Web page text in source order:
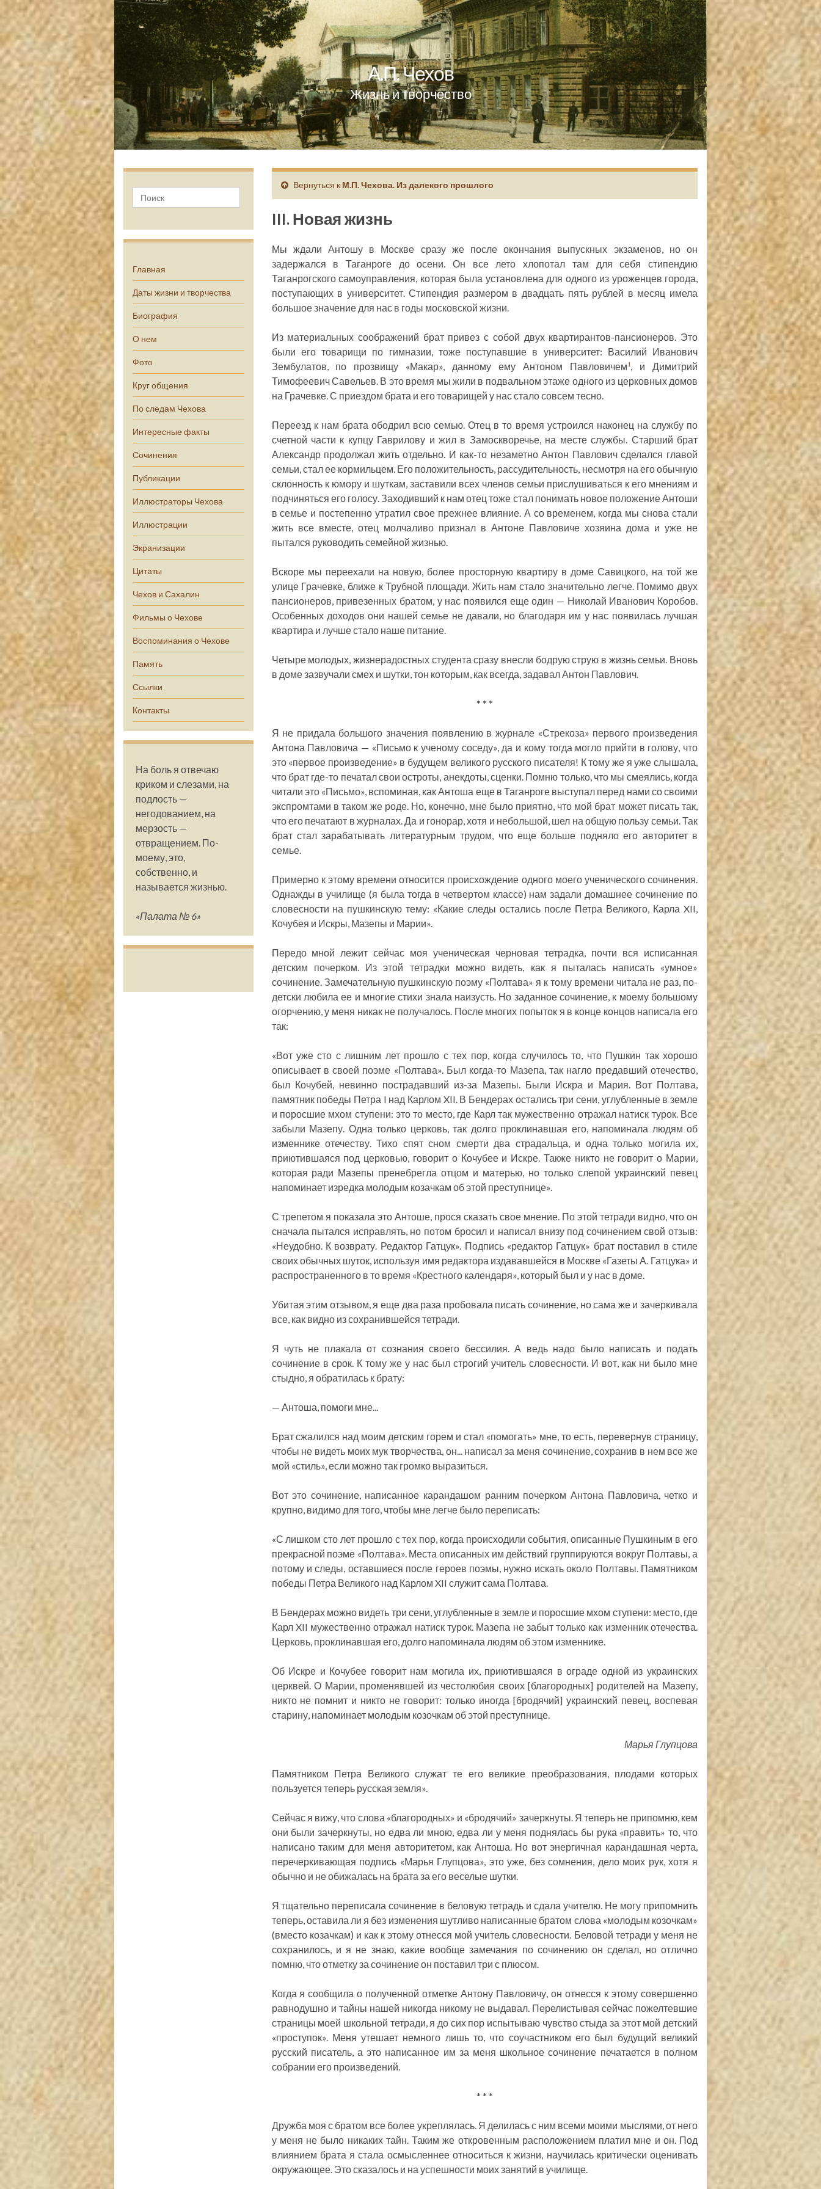
А.П. Чехов
Жизнь и творчество
Главная
Даты жизни и творчества
Биография
О нем
Фото
Круг общения
По следам Чехова
Интересные факты
Сочинения
Публикации
Иллюстраторы Чехова
Иллюстрации
Экранизации
Цитаты
Чехов и Сахалин
Фильмы о Чехове
Воспоминания о Чехове
Память
Ссылки
Контакты
На боль я отвечаю
криком и слезами, на
подлость —
негодованием, на
мерзость —
отвращением. По-
моему, это,
собственно, и
называется жизнью.
«Палата № 6»
Вернуться к М.П. Чехова. Из далекого прошлого
III. Новая жизнь
Мы ждали Антошу в Москве сразу же после окончания выпускных экзаменов, но он
задержался в Таганроге до осени. Он все лето хлопотал там для себя стипендию
Таганрогского самоуправления, которая была установлена для одного из уроженцев города,
поступающих в университет. Стипендия размером в двадцать пять рублей в месяц имела
большое значение для нас в годы московской жизни.
Из материальных соображений брат привез с собой двух квартирантов-пансионеров. Это
были его товарищи по гимназии, тоже поступавшие в университет: Василий Иванович
Зембулатов, по прозвищу «Макар», данному ему Антоном Павловичем1, и Димитрий
Тимофеевич Савельев. В это время мы жили в подвальном этаже одного из церковных домов
на Грачевке. С приездом брата и его товарищей у нас стало совсем тесно.
Переезд к нам брата ободрил всю семью. Отец в то время устроился наконец на службу по
счетной части к купцу Гаврилову и жил в Замоскворечье, на месте службы. Старший брат
Александр продолжал жить отдельно. И как-то незаметно Антон Павлович сделался главой
семьи, стал ее кормильцем. Его положительность, рассудительность, несмотря на его обычную
склонность к юмору и шуткам, заставили всех членов семьи прислушиваться к его мнениям и
подчиняться его голосу. Заходивший к нам отец тоже стал понимать новое положение Антоши
в семье и постепенно утратил свое прежнее влияние. А со временем, когда мы снова стали
жить все вместе, отец молчаливо признал в Антоне Павловиче хозяина дома и уже не
пытался руководить семейной жизнью.
Вскоре мы переехали на новую, более просторную квартиру в доме Савицкого, на той же
улице Грачевке, ближе к Трубной площади. Жить нам стало значительно легче. Помимо двух
пансионеров, привезенных братом, у нас появился еще один — Николай Иванович Коробов.
Особенных доходов они нашей семье не давали, но благодаря им у нас появилась лучшая
квартира и лучше стало наше питание.
Четыре молодых, жизнерадостных студента сразу внесли бодрую струю в жизнь семьи. Вновь
в доме зазвучали смех и шутки, тон которым, как всегда, задавал Антон Павлович.
* * *
Я не придала большого значения появлению в журнале «Стрекоза» первого произведения
Антона Павловича — «Письмо к ученому соседу», да и кому тогда могло прийти в голову, что
это «первое произведение» в будущем великого русского писателя! К тому же я уже слышала,
что брат где-то печатал свои остроты, анекдоты, сценки. Помню только, что мы смеялись, когда
читали это «Письмо», вспоминая, как Антоша еще в Таганроге выступал перед нами со своими
экспромтами в таком же роде. Но, конечно, мне было приятно, что мой брат может писать так,
что его печатают в журналах. Да и гонорар, хотя и небольшой, шел на общую пользу семьи. Так
брат стал зарабатывать литературным трудом, что еще больше подняло его авторитет в
семье.
Примерно к этому времени относится происхождение одного моего ученического сочинения.
Однажды в училище (я была тогда в четвертом классе) нам задали домашнее сочинение по
словесности на пушкинскую тему: «Какие следы остались после Петра Великого, Карла XII,
Кочубея и Искры, Мазепы и Марии».
Передо мной лежит сейчас моя ученическая черновая тетрадка, почти вся исписанная
детским почерком. Из этой тетрадки можно видеть, как я пыталась написать «умное»
сочинение. Замечательную пушкинскую поэму «Полтава» я к тому времени читала не раз, по-
детски любила ее и многие стихи знала наизусть. Но заданное сочинение, к моему большому
огорчению, у меня никак не получалось. После многих попыток я в конце концов написала его
так:
«Вот уже сто с лишним лет прошло с тех пор, когда случилось то, что Пушкин так хорошо
описывает в своей поэме «Полтава». Был когда-то Мазепа, так нагло предавший отечество,
был Кочубей, невинно пострадавший из-за Мазепы. Были Искра и Мария. Вот Полтава,
памятник победы Петра I над Карлом XII. В Бендерах остались три сени, углубленные в земле
и поросшие мхом ступени: это то место, где Карл так мужественно отражал натиск турок. Все
забыли Мазепу. Одна только церковь, так долго проклинавшая его, напоминала людям об
изменнике отечеству. Тихо спят сном смерти два страдальца, и одна только могила их,
приютившаяся под церковью, говорит о Кочубее и Искре. Также никто не говорит о Марии,
которая ради Мазепы пренебрегла отцом и матерью, но только слепой украинский певец
напоминает изредка молодым козачкам об этой преступнице».
С трепетом я показала это Антоше, прося сказать свое мнение. По этой тетради видно, что он
сначала пытался исправлять, но потом бросил и написал внизу под сочинением свой отзыв:
«Неудобно. К возврату. Редактор Гатцук». Подпись «редактор Гатцук» брат поставил в стиле
своих обычных шуток, используя имя редактора издававшейся в Москве «Газеты А. Гатцука» и
распространенного в то время «Крестного календаря», который был и у нас в доме.
Убитая этим отзывом, я еще два раза пробовала писать сочинение, но сама же и зачеркивала
все, как видно из сохранившейся тетради.
Я чуть не плакала от сознания своего бессилия. А ведь надо было написать и подать
сочинение в срок. К тому же у нас был строгий учитель словесности. И вот, как ни было мне
стыдно, я обратилась к брату:
— Антоша, помоги мне...
Брат сжалился над моим детским горем и стал «помогать» мне, то есть, перевернув страницу,
чтобы не видеть моих мук творчества, он... написал за меня сочинение, сохранив в нем все же
мой «стиль», если можно так громко выразиться.
Вот это сочинение, написанное карандашом ранним почерком Антона Павловича, четко и
крупно, видимо для того, чтобы мне легче было переписать:
«С лишком сто лет прошло с тех пор, когда происходили события, описанные Пушкиным в его
прекрасной поэме «Полтава». Места описанных им действий группируются вокруг Полтавы, а
потому и следы, оставшиеся после героев поэмы, нужно искать около Полтавы. Памятником
победы Петра Великого над Карлом XII служит сама Полтава.
В Бендерах можно видеть три сени, углубленные в земле и поросшие мхом ступени: место, где
Карл XII мужественно отражал натиск турок. Мазепа не забыт только как изменник отечества.
Церковь, проклинавшая его, долго напоминала людям об этом изменнике.
Об Искре и Кочубее говорит нам могила их, приютившаяся в ограде одной из украинских
церквей. О Марии, променявшей из честолюбия своих [благородных] родителей на Мазепу,
никто не помнит и никто не говорит: только иногда [бродячий] украинский певец, воспевая
старину, напоминает молодым козочкам об этой преступнице.
Марья Глупцова
Памятником Петра Великого служат те его великие преобразования, плодами которых
пользуется теперь русская земля».
Сейчас я вижу, что слова «благородных» и «бродячий» зачеркнуты. Я теперь не припомню, кем
они были зачеркнуты, но едва ли мною, едва ли у меня поднялась бы рука «править» то, что
написано таким для меня авторитетом, как Антоша. Но вот энергичная карандашная черта,
перечеркивающая подпись «Марья Глупцова», это уже, без сомнения, дело моих рук, хотя я
обычно и не обижалась на брата за его веселые шутки.
Я тщательно переписала сочинение в беловую тетрадь и сдала учителю. Не могу припомнить
теперь, оставила ли я без изменения шутливо написанные братом слова «молодым козочкам»
(вместо козачкам) и как к этому отнесся мой учитель словесности. Беловой тетради у меня не
сохранилось, и я не знаю, какие вообще замечания по сочинению он сделал, но отлично
помню, что отметку за сочинение он поставил три с плюсом.
Когда я сообщила о полученной отметке Антону Павловичу, он отнесся к этому совершенно
равнодушно и тайны нашей никогда никому не выдавал. Перелистывая сейчас пожелтевшие
страницы моей школьной тетради, я до сих пор испытываю чувство стыда за этот мой детский
«проступок». Меня утешает немного лишь то, что соучастником его был будущий великий
русский писатель, а это написанное им за меня школьное сочинение печатается в полном
собрании его произведений.
* * *
Дружба моя с братом все более укреплялась. Я делилась с ним всеми моими мыслями, от него
у меня не было никаких тайн. Таким же откровенным расположением платил мне и он. Под
влиянием брата я стала осмысленнее относиться к жизни, научилась критически оценивать
окружающее. Это сказалось и на успешности моих занятий в училище.